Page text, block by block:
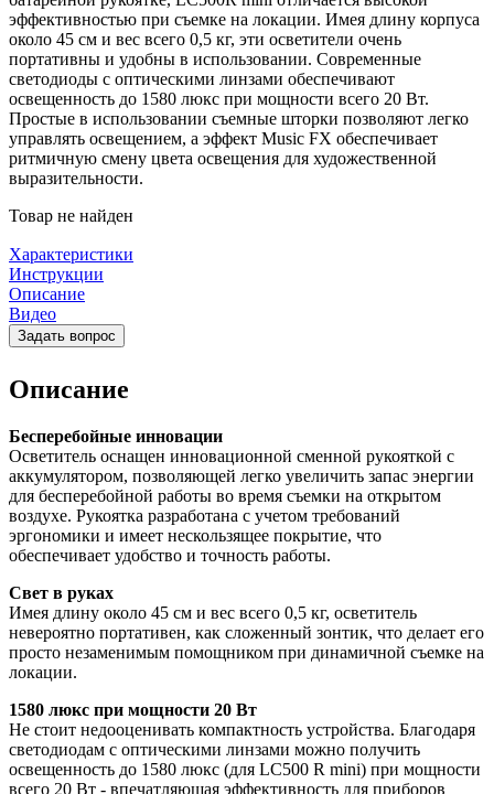
эффективностью при съемке на локации. Имея длину корпуса
около 45 см и вес всего 0,5 кг, эти осветители очень
портативны и удобны в использовании. Современные
светодиоды с оптическими линзами обеспечивают
освещенность до 1580 люкс при мощности всего 20 Вт.
Простые в использовании съемные шторки позволяют легко
управлять освещением, а эффект Music FX обеспечивает
ритмичную смену цвета освещения для художественной
выразительности.
Товар не найден
Характеристики
Инструкции
Описание
Видео
Задать вопрос
Описание
Бесперебойные инновации
Осветитель оснащен инновационной сменной рукояткой с
аккумулятором, позволяющей легко увеличить запас энергии
для бесперебойной работы во время съемки на открытом
воздухе. Рукоятка разработана с учетом требований
эргономики и имеет нескользящее покрытие, что
обеспечивает удобство и точность работы.
Свет в руках
Имея длину около 45 см и вес всего 0,5 кг, осветитель
невероятно портативен, как сложенный зонтик, что делает его
просто незаменимым помощником при динамичной съемке на
локации.
1580 люкс при мощности 20 Вт
Не стоит недооценивать компактность устройства. Благодаря
светодиодам с оптическими линзами можно получить
освещенность до 1580 люкс (для LC500 R mini) при мощности
всего 20 Вт - впечатляющая эффективность для приборов